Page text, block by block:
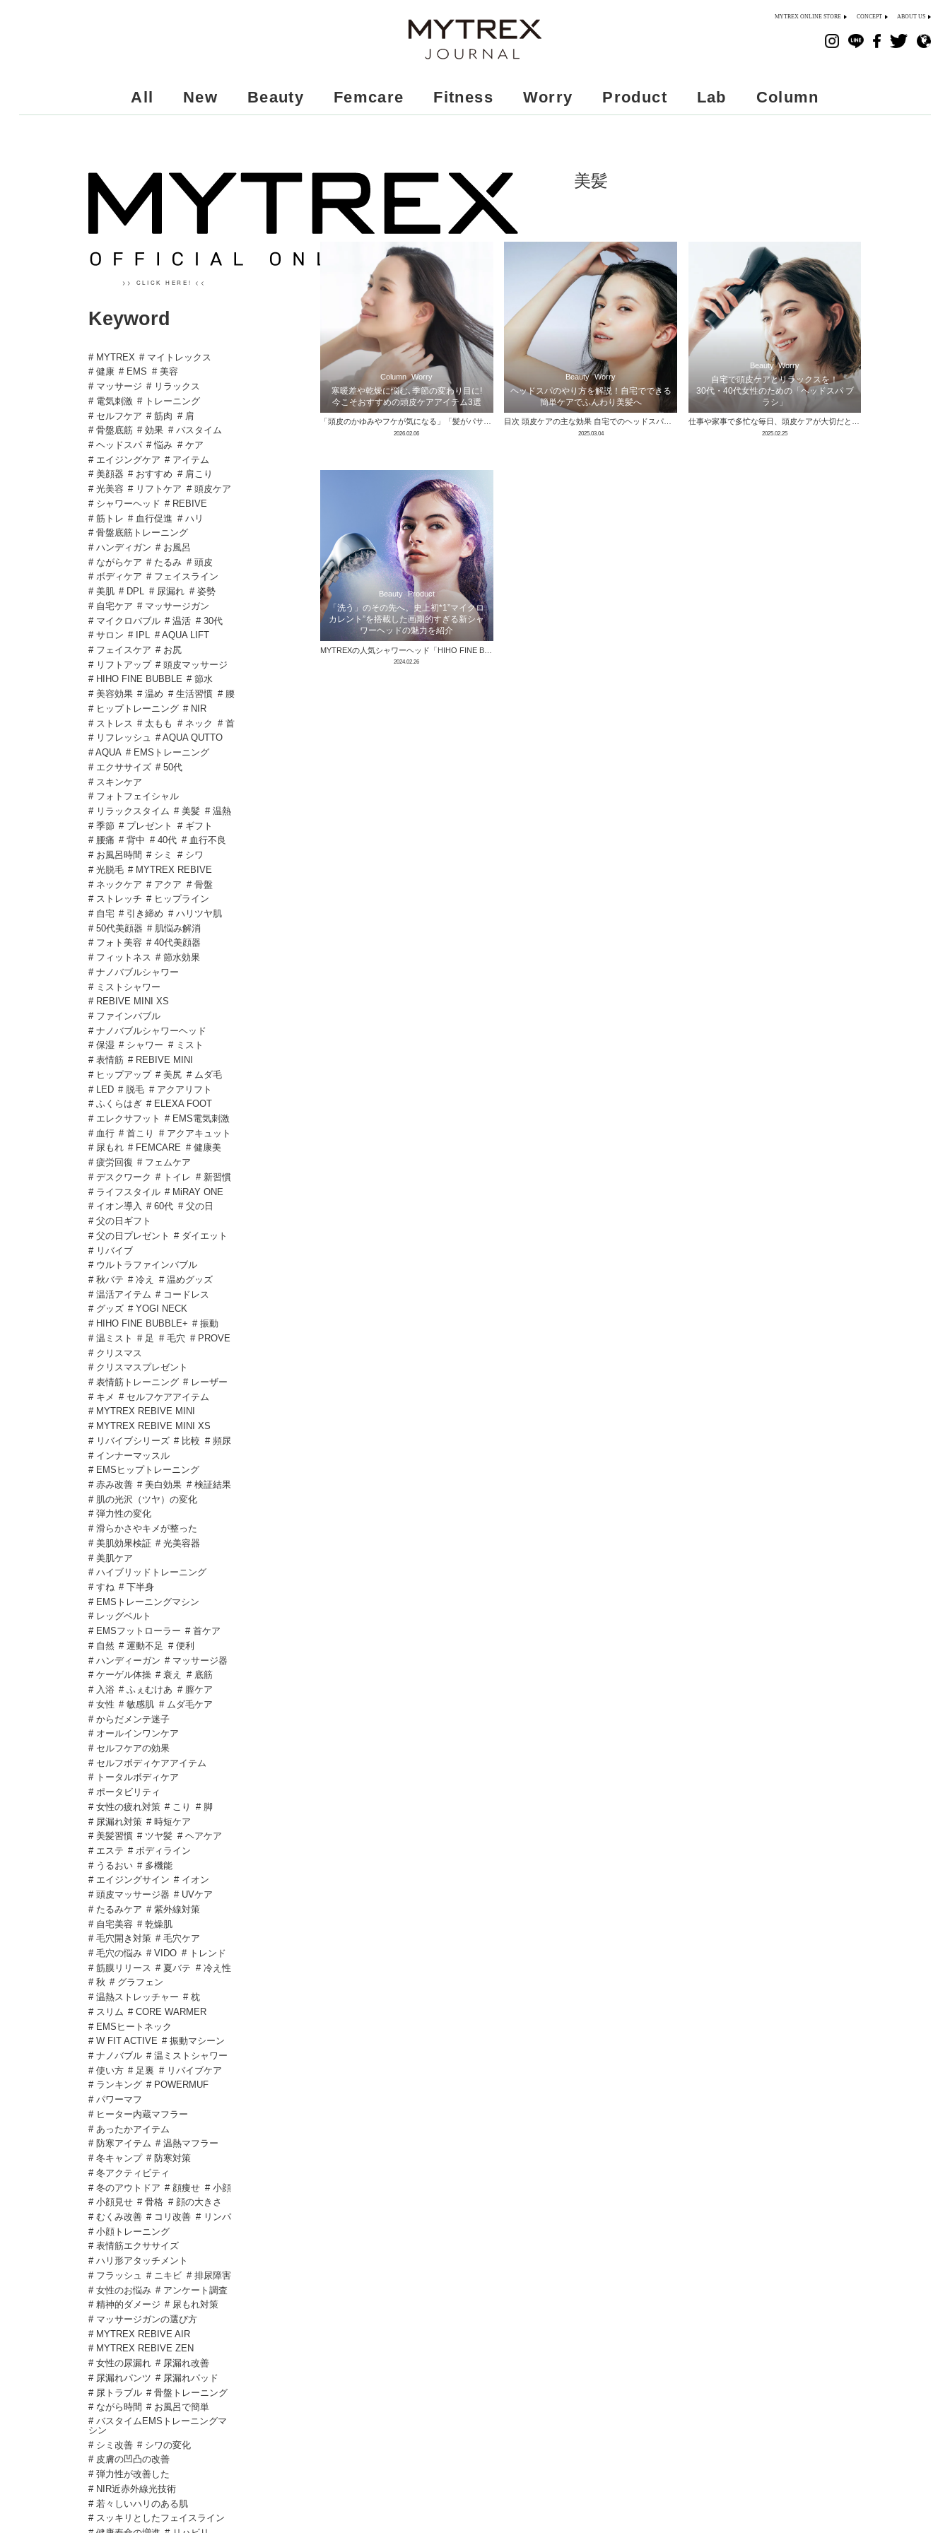
MYTREX ONLINE STORE CONCEPT ABOUT US
All New Beauty Femcare Fitness Worry Product Lab Column
>> CLICK HERE! <<
Keyword
# MYTREX # マイトレックス
# 健康 # EMS # 美容
# マッサージ # リラックス
# 電気刺激 # トレーニング
# セルフケア # 筋肉 # 肩
# 骨盤底筋 # 効果 # バスタイム
# ヘッドスパ # 悩み # ケア
# エイジングケア # アイテム
# 美顔器 # おすすめ # 肩こり
# 光美容 # リフトケア # 頭皮ケア
# シャワーヘッド # REBIVE
# 筋トレ # 血行促進 # ハリ
# 骨盤底筋トレーニング
# ハンディガン # お風呂
# ながらケア # たるみ # 頭皮
# ボディケア # フェイスライン
# 美肌 # DPL # 尿漏れ # 姿勢
# 自宅ケア # マッサージガン
# マイクロバブル # 温活 # 30代
# サロン # IPL # AQUA LIFT
# フェイスケア # お尻
# リフトアップ # 頭皮マッサージ
# HIHO FINE BUBBLE # 節水
# 美容効果 # 温め # 生活習慣 # 腰
# ヒップトレーニング # NIR
# ストレス # 太もも # ネック # 首
# リフレッシュ # AQUA QUTTO
# AQUA # EMSトレーニング
# エクササイズ # 50代
# スキンケア
# フォトフェイシャル
# リラックスタイム # 美髪 # 温熱
# 季節 # プレゼント
# ギフト
# 腰痛 # 背中 # 40代 # 血行不良
# お風呂時間 # シミ
# シワ
# 光脱毛 # MYTREX REBIVE
# ネックケア # アクア # 骨盤
# ストレッチ # ヒップライン
# 自宅 # 引き締め # ハリツヤ肌
# 50代美顔器 # 肌悩み解消
# フォト美容 # 40代美顔器
# フィットネス # 節水効果
# ナノバブルシャワー
# ミストシャワー
# REBIVE MINI XS
# ファインバブル
# ナノバブルシャワーヘッド
# 保湿 # シャワー # ミスト
# 表情筋 # REBIVE MINI
# ヒップアップ # 美尻 # ムダ毛
# LED # 脱毛 # アクアリフト
# ふくらはぎ # ELEXA FOOT
# エレクサフット
# EMS電気刺激
# 血行 # 首こり
# アクアキュット
# 尿もれ # FEMCARE # 健康美
# 疲労回復 # フェムケア
# デスクワーク # トイレ # 新習慣
# ライフスタイル # MiRAY ONE
# イオン導入 # 60代 # 父の日
# 父の日ギフト
# 父の日プレゼント
# ダイエット
# リバイブ
# ウルトラファインバブル
# 秋バテ # 冷え
# 温めグッズ
# 温活アイテム # コードレス
# グッズ # YOGI NECK
# HIHO FINE BUBBLE+ # 振動
# 温ミスト
# 足 # 毛穴 # PROVE
# クリスマス
# クリスマスプレゼント
# 表情筋トレーニング # レーザー
# キメ # セルフケアアイテム
# MYTREX REBIVE MINI
# MYTREX REBIVE MINI XS
# リバイブシリーズ # 比較 # 頻尿
# インナーマッスル
# EMSヒップトレーニング
# 赤み改善 # 美白効果 # 検証結果
# 肌の光沢（ツヤ）の変化
# 弾力性の変化
# 滑らかさやキメが整った
# 美肌効果検証 # 光美容器
# 美肌ケア
# ハイブリッドトレーニング
# すね # 下半身
# EMSトレーニングマシン
# レッグベルト
# EMSフットローラー # 首ケア
# 自然 # 運動不足 # 便利
# ハンディーガン # マッサージ器
# ケーゲル体操 # 衰え
# 底筋
# 入浴 # ふぇむけあ # 膣ケア
# 女性 # 敏感肌 # ムダ毛ケア
# からだメンテ迷子
# オールインワンケア
# セルフケアの効果
# セルフボディケアアイテム
# トータルボディケア
# ポータビリティ
# 女性の疲れ対策 # こり
# 脚
# 尿漏れ対策 # 時短ケア
# 美髪習慣 # ツヤ髪 # ヘアケア
# エステ # ボディライン
# うるおい # 多機能
# エイジングサイン # イオン
# 頭皮マッサージ器 # UVケア
# たるみケア # 紫外線対策
# 自宅美容 # 乾燥肌
# 毛穴開き対策 # 毛穴ケア
# 毛穴の悩み # VIDO # トレンド
# 筋膜リリース # 夏バテ # 冷え性
# 秋 # グラフェン
# 温熱ストレッチャー # 枕
# スリム # CORE WARMER
# EMSヒートネック
# W FIT ACTIVE # 振動マシーン
# ナノバブル # 温ミストシャワー
# 使い方 # 足裏 # リバイブケア
# ランキング # POWERMUF
# パワーマフ
# ヒーター内蔵マフラー
# あったかアイテム
# 防寒アイテム # 温熱マフラー
# 冬キャンプ # 防寒対策
# 冬アクティビティ
# 冬のアウトドア # 顔痩せ # 小顔
# 小顔見せ # 骨格 # 顔の大きさ
# むくみ改善 # コリ改善 # リンパ
# 小顔トレーニング
# 表情筋エクササイズ
# ハリ形アタッチメント
# フラッシュ
# ニキビ # 排尿障害
# 女性のお悩み # アンケート調査
# 精神的ダメージ # 尿もれ対策
# マッサージガンの選び方
# MYTREX REBIVE AIR
# MYTREX REBIVE ZEN
# 女性の尿漏れ # 尿漏れ改善
# 尿漏れパンツ # 尿漏れパッド
# 尿トラブル # 骨盤トレーニング
# ながら時間 # お風呂で簡単
# バスタイムEMSトレーニングマ
シン
# シミ改善 # シワの変化
# 皮膚の凹凸の改善
# 弾力性が改善した
# NIR近赤外線光技術
# 若々しいハリのある肌
# スッキリとしたフェイスライン
美髪
Column Worry
寒暖差や乾燥に悩む､季節の変わり目に!
今こそおすすめの頭皮ケアアイテム3選
2026.02.06
Beauty Worry
ヘッドスパのやり方を解説！自宅でできる
簡単ケアでふんわり美髪へ
2025.03.04
Beauty Worry
自宅で頭皮ケアとリラックスを！
30代・40代女性のための「ヘッドスパ ブ
ラシ」
2025.02.25
Beauty Product
「洗う」のその先へ。史上初*1”マイクロ
カレント”を搭載した画期的すぎる新シャ
ワーヘッドの魅力を紹介
2024.02.26